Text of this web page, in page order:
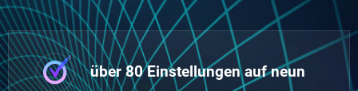
über 80 Einstellungen auf neun